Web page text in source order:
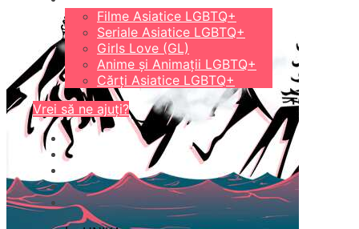
Filme Asiatice LGBTQ+
Seriale Asiatice LGBTQ+
Girls Love (GL)
Anime și Animații LGBTQ+
Cărți Asiatice LGBTQ+
Vrei să ne ajuți?